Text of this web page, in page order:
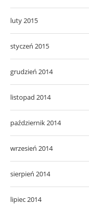
luty 2015
styczeń 2015
grudzień 2014
listopad 2014
październik 2014
wrzesień 2014
sierpień 2014
lipiec 2014